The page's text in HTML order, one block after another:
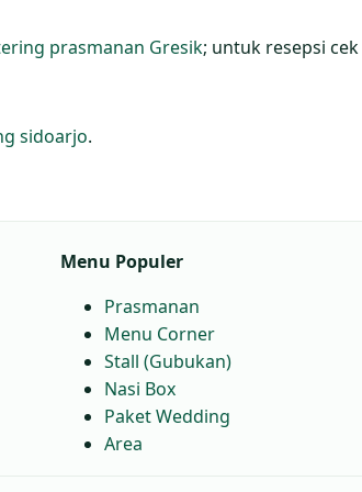
prasmanan Gresik; untuk resepsi cek
sidoarjo.
Menu Populer
Prasmanan
Menu Corner
Stall (Gubukan)
Nasi Box
Paket Wedding
Area